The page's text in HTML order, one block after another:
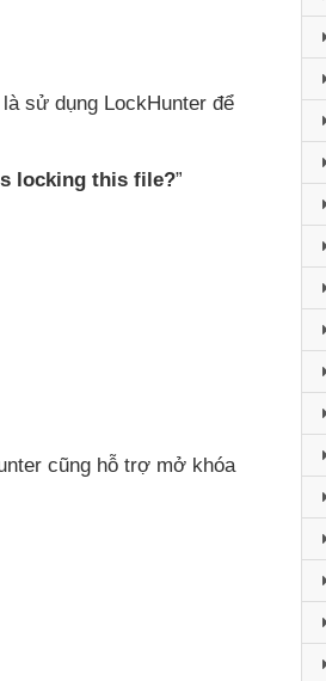
sử dụng LockHunter để
locking this file?”
cũng hỗ trợ mở khóa